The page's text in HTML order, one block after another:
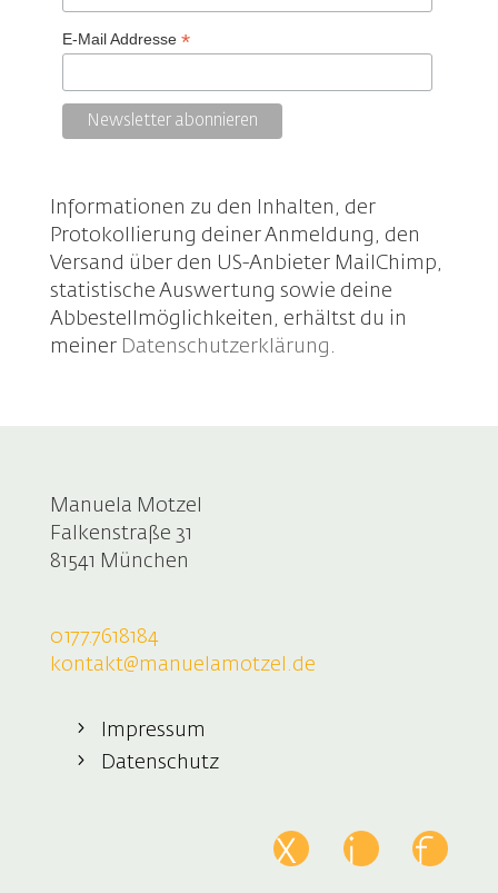
E-Mail Addresse *
Informationen zu den Inhalten, der
Protokollierung deiner Anmeldung, den
Versand über den US-Anbieter MailChimp,
statistische Auswertung sowie deine
Abbestellmöglichkeiten, erhältst du in
meiner Datenschutzerklärung .
Manuela Motzel
Falkenstraße 31
81541 München
0177.7618184
kontakt@manuelamotzel.de
Impressum
Datenschutz